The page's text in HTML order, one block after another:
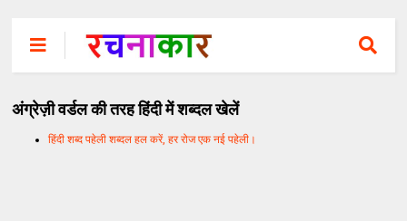
अंग्रेज़ी वर्डल की तरह हिंदी में शब्दल खेलें
हिंदी शब्द पहेली शब्दल हल करें, हर रोज एक नई पहेली।